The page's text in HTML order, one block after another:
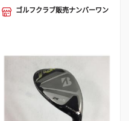
ゴルフクラブ販売ナンバーワン